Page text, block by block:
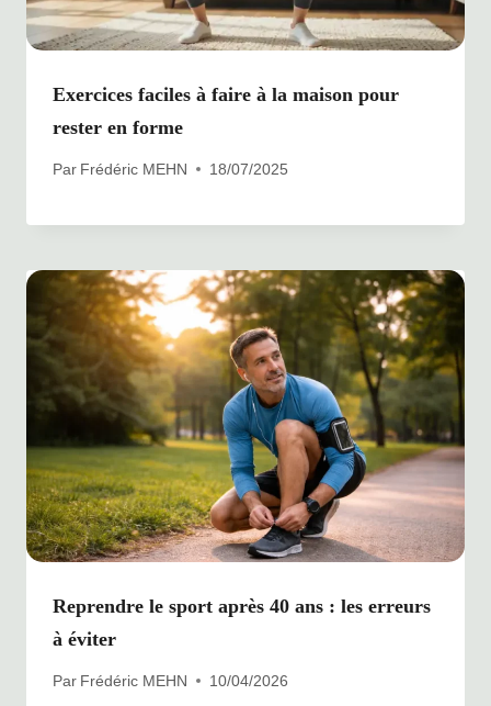
Exercices faciles à faire à la maison pour
rester en forme
Par Frédéric MEHN 18/07/2025
Reprendre le sport après 40 ans : les erreurs
à éviter
Par Frédéric MEHN 10/04/2026